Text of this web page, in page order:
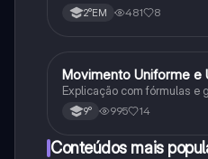
2°EM 481 8
Física
Movimento Uniforme e
Explicação com fórmulas e
9° 995 14
Conteúdos mais